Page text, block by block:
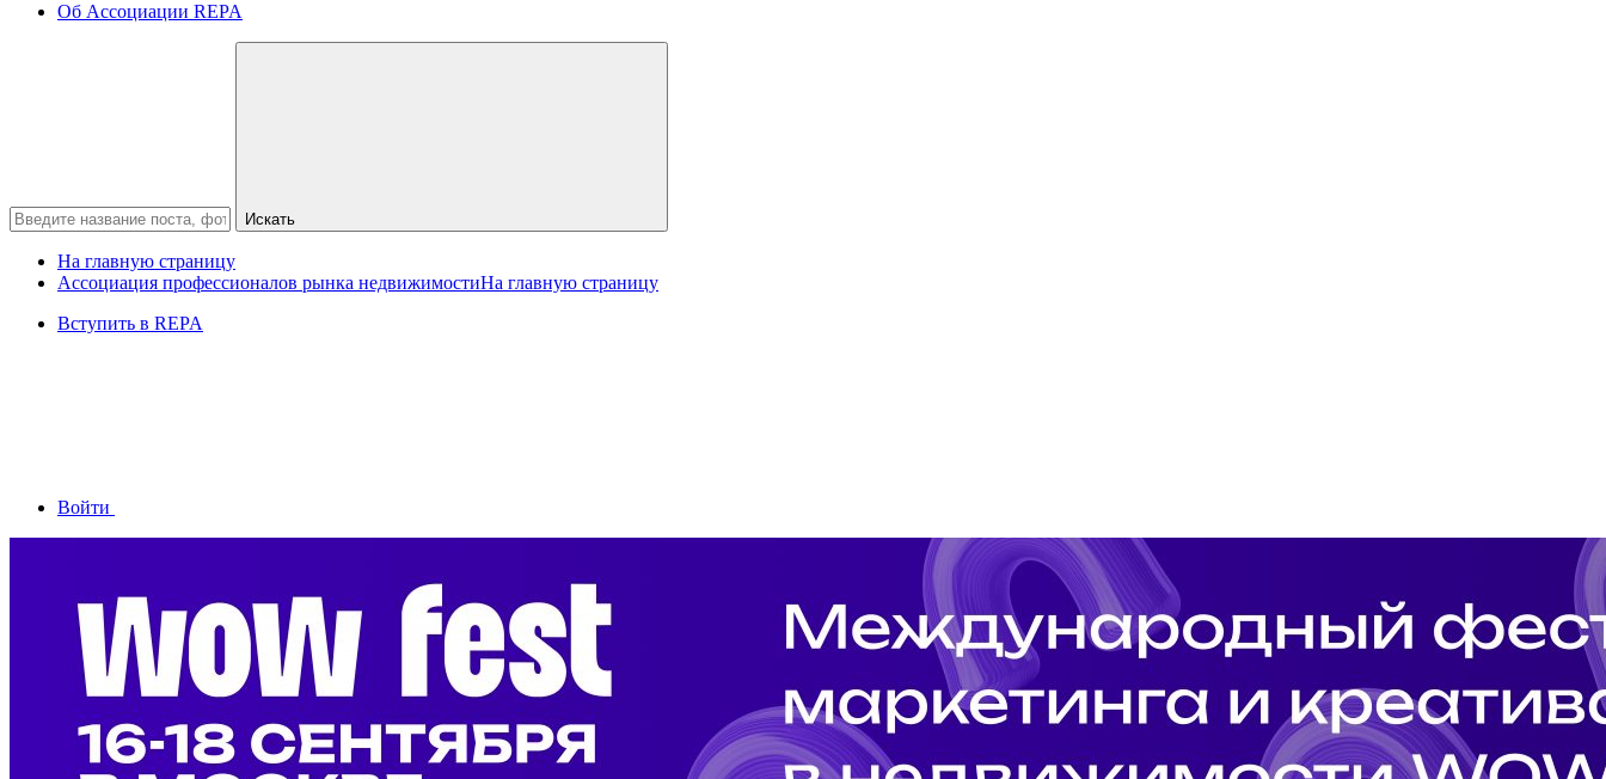
Об Ассоциации REPA
Искать
На главную страницу
Ассоциация профессионалов рынка недвижимостиНа главную страницу
Вступить в REPA
Войти